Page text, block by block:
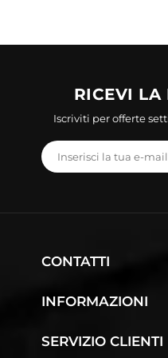
RICEVI LA
Iscriviti per offerte
CONTATTI
INFORMAZIONI
SERVIZIO CLIENTI